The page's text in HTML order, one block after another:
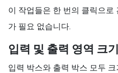
이 작업들은 한 번의 클릭으로
가 필요 없습니다.
입력 및 출력 영역 크
입력 박스와 출력 박스 모두